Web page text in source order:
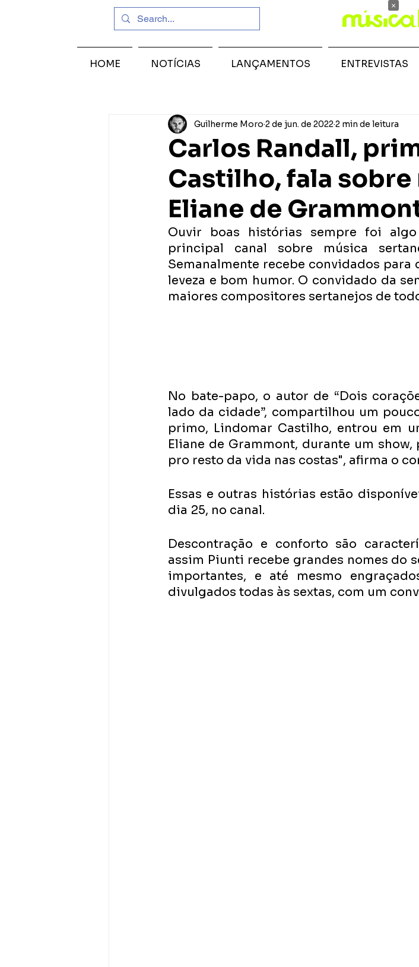
Carlos Randall,
Castilho, fala
Eliane de
Guilherme Moro 2 de jun. de 2022 2 min de leitura
Ouvir boas histórias sempre foi
principal canal sobre música
Semanalmente recebe convidados
leveza e bom humor. O convidado da
maiores compositores sertanejos de
No bate-papo, o autor de “Dois
lado da cidade”, compartilhou um
primo, Lindomar Castilho, entrou em
Eliane de Grammont, durante um
pro resto da vida nas costas", afirma o
Essas e outras histórias estão
dia 25, no canal.
Descontração e conforto são
assim Piunti recebe grandes nomes do
importantes, e até mesmo
divulgados todas às sextas, com um
HOME NOTÍCIAS LANÇAMENTOS ENTREVISTAS
×